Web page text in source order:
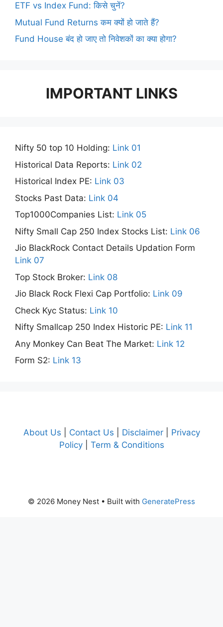
ETF vs Index Fund: किसे चुनें?
Mutual Fund Returns कम क्यों हो जाते हैं?
Fund House बंद हो जाए तो निवेशकों का क्या होगा?
IMPORTANT LINKS
Nifty 50 top 10 Holding: Link 01
Historical Data Reports: Link 02
Historical Index PE: Link 03
Stocks Past Data: Link 04
Top1000Companies List: Link 05
Nifty Small Cap 250 Index Stocks List: Link 06
Jio BlackRock Contact Details Updation Form
Link 07
Top Stock Broker: Link 08
Jio Black Rock Flexi Cap Portfolio: Link 09
Check Kyc Status: Link 10
Nifty Smallcap 250 Index Historic PE: Link 11
Any Monkey Can Beat The Market: Link 12
Form S2: Link 13
About Us Contact Us Disclaimer| Privacy
Policy| Term & Conditions
© 2026 Money Nest • Built with GeneratePress